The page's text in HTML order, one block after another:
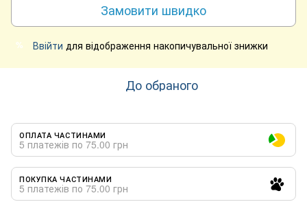
Замовити швидко
% Ввійти для відображення накопичувальної знижки
До обраного
ОПЛАТА ЧАСТИНАМИ
5 платежів по 75.00 грн
ПОКУПКА ЧАСТИНАМИ
5 платежів по 75.00 грн